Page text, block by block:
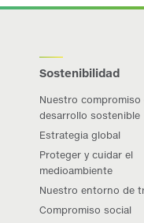
Sostenibilidad
Nuestro compromiso
desarrollo sostenible
Estrategia global
Proteger y cuidar el
medioambiente
Nuestro entorno de
Compromiso social